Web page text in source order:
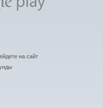
на сайт